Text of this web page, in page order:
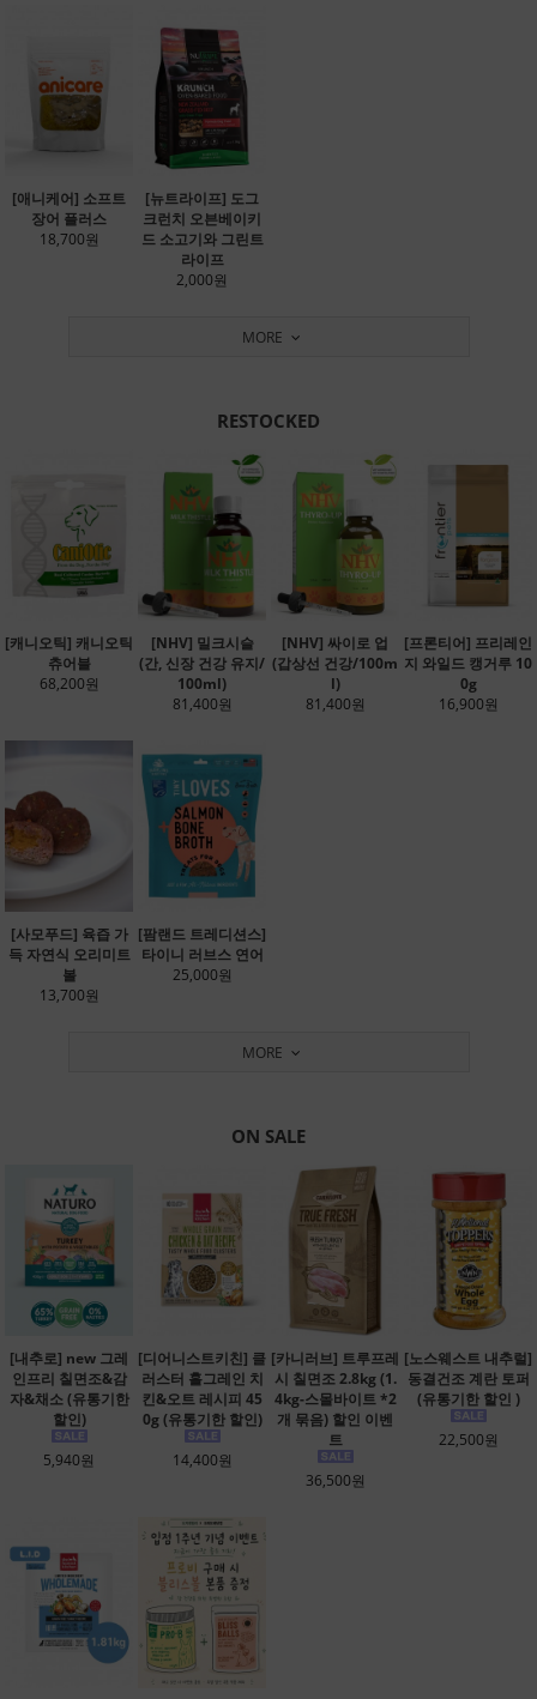
[애니케어] 소프트
장어 플러스
18,700원
[뉴트라이프] 도그
크런치 오븐베이키
드 소고기와 그린트
라이프
2,000원
MORE
RESTOCKED
[캐니오틱] 캐니오틱
츄어블
68,200원
[NHV] 밀크시슬
(간, 신장 건강 유지/
100ml)
81,400원
[NHV] 싸이로 업
(갑상선 건강/100m
l)
81,400원
[프론티어] 프리레인
지 와일드 캥거루 10
0g
16,900원
[사모푸드] 육즙 가
득 자연식 오리미트
볼
13,700원
[팜랜드 트레디션스]
타이니 러브스 연어
25,000원
MORE
ON SALE
[내추로] new 그레
인프리 칠면조&감
자&채소 (유통기한
할인)
5,940원
[디어니스트키친] 클
러스터 홀그레인 치
킨&오트 레시피 45
0g (유통기한 할인)
14,400원
[카니러브] 트루프레
시 칠면조 2.8kg (1.
4kg-스몰바이트 *2
개 묶음) 할인 이벤
트
36,500원
[노스웨스트 내추럴]
동결건조 계란 토퍼
(유통기한 할인 )
22,500원